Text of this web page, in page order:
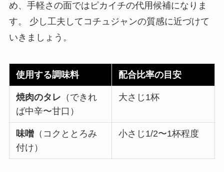
め、手軽さの面ではピカイチの代用候補になりま
す。 少し工夫してコチュジャンの質感に近づけて
いきましょう。
使用する調味料 配合比率の目安
焼肉のタレ （できれ
ば中辛〜甘口）
大さじ1杯
味噌 （コクととろみ
付け）
小さじ1/2〜1杯程度